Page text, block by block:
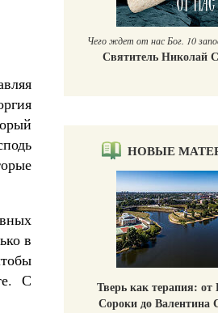
в
С
у
Чего ждет от нас Бог. 10
Святитель Николай
НОВЫЕ
Тверь как терапия: от
Сороки до Валентина